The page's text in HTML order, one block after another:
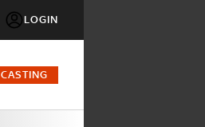
LOGIN
CASTING